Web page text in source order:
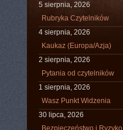
5 sierpnia, 2026
Rubryka Czytelników
4 sierpnia, 2026
Kaukaz (Europa/Azja)
2 sierpnia, 2026
Pytania od czytelników
1 sierpnia, 2026
Wasz Punkt Widzenia
30 lipca, 2026
Bezpieczeństwo i Ryzyko